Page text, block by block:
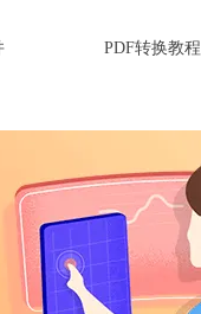
PDF转换教程